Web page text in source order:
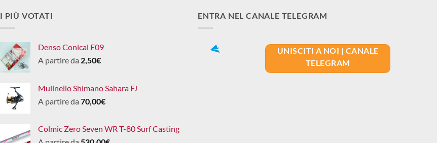
I PIÙ VOTATI
Denso Conical F09
A partire da 2,50€
Mulinello Shimano Sahara FJ
A partire da 70,00€
Colmic Zero Seven WR T-80 Surf Casting
ENTRA NEL CANALE TELEGRAM
UNISCITI A NOI | CANALE
TELEGRAM